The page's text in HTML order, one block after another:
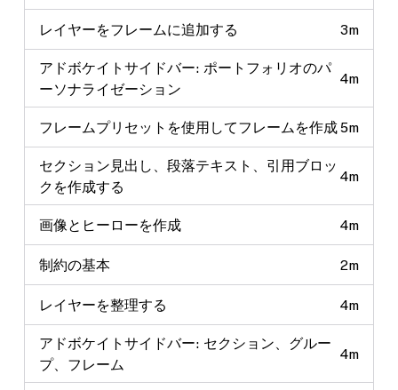
レイヤーをフレームに追加する 3m
アドボケイトサイドバー: ポートフォリオのパ
ーソナライゼーション
4m
フレームプリセットを使用してフレームを作成5m
セクション見出し、段落テキスト、引用ブロッ
クを作成する
4m
画像とヒーローを作成 4m
制約の基本 2m
レイヤーを整理する 4m
アドボケイトサイドバー: セクション、グルー
プ、フレーム
4m